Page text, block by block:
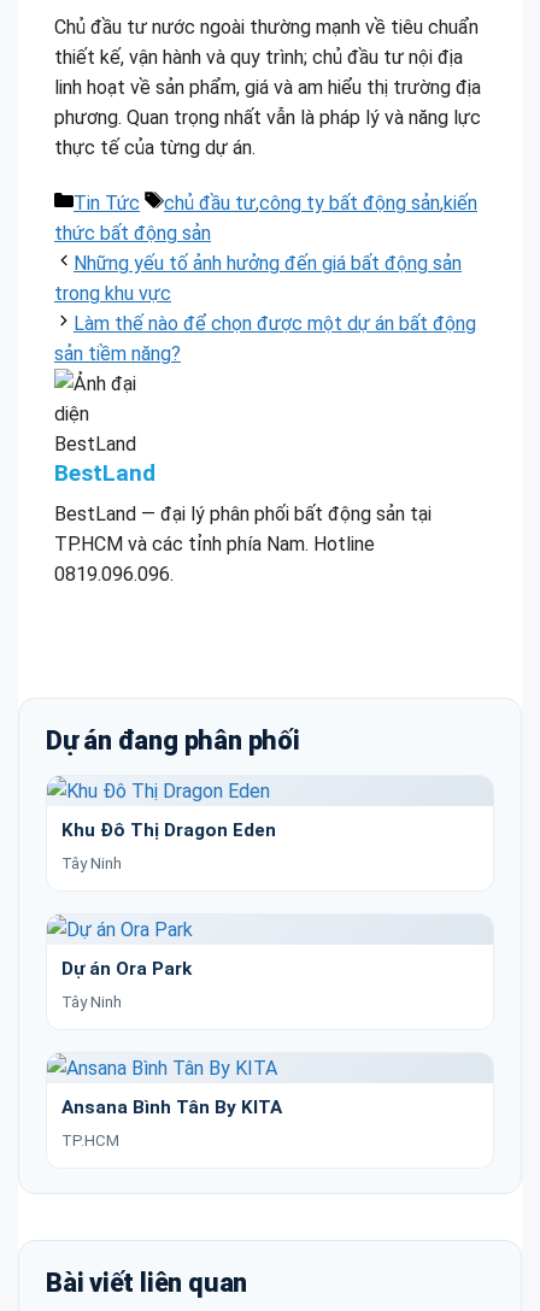
Chủ đầu tư nước ngoài thường mạnh về tiêu chuẩn
thiết kế, vận hành và quy trình; chủ đầu tư nội địa
linh hoạt về sản phẩm, giá và am hiểu thị trường địa
phương. Quan trọng nhất vẫn là pháp lý và năng lực
thực tế của từng dự án.
Danh
mục
Tin Tức Thẻ
chủ đầu tư,công ty bất động sản,kiến
thức bất động sản
Những yếu tố ảnh hưởng đến giá bất động sản
trong khu vực
Làm thế nào để chọn được một dự án bất động
sản tiềm năng?
BestLand
BestLand — đại lý phân phối bất động sản tại
TP.HCM và các tỉnh phía Nam. Hotline
0819.096.096.
Dự án đang phân phối
Khu Đô Thị Dragon Eden
Tây Ninh
Dự án Ora Park
Tây Ninh
Ansana Bình Tân By KITA
TP.HCM
Bài viết liên quan